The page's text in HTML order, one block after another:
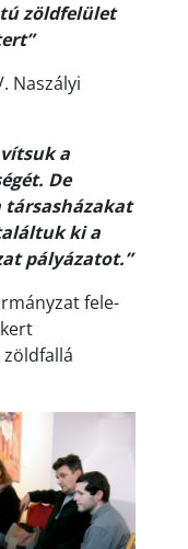
zöldfelület
Naszályi
a
De
társasházakat
ki a
pályázatot.”
fele-
zöldfallá